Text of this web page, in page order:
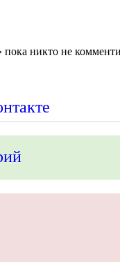
никто не